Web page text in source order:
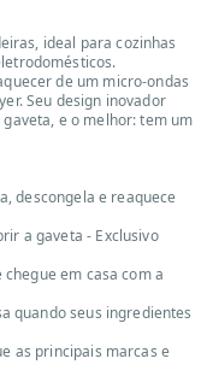
ideal para cozinhas
de um micro-ondas
Seu design inovador
e o melhor: tem um
descongela e reaquece
a gaveta - Exclusivo
em casa com a
quando seus ingredientes
as principais marcas e